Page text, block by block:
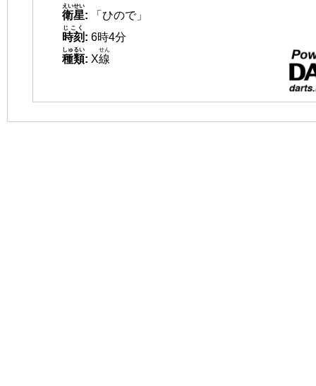
衛星
えいせい
:
「ひので」
時刻
じこく
: 6時4分
種類
しゅるい
: X線
せん